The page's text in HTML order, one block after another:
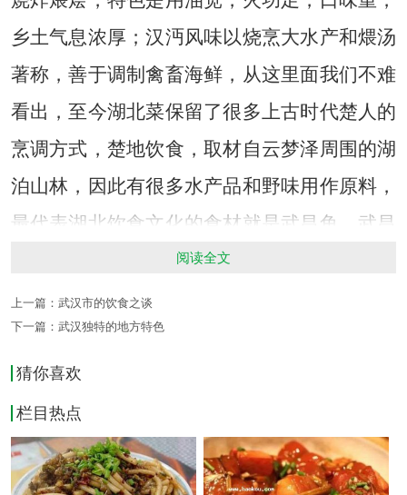
乡土气息浓厚；汉沔风味以烧烹大水产和煨汤
著称，善于调制禽畜海鲜，从这里面我们不难
看出，至今湖北菜保留了很多上古时代楚人的
烹调方式，楚地饮食，取材自云梦泽周围的湖
泊山林，因此有很多水产品和野味用作原料，
最代表湖北饮食文化的食材就是武昌鱼，武昌
鱼属鳊鱼的一种，又名团头鲂。
体形呈扁平状，重一市斤左右或二三市斤，肉
质嫩白，含丰富的蛋白质和脂肪。属名贵淡水
鱼菜。而这种鱼，若用湖北传统擅长的烹调方
式——蒸来烹调的话，则鲜美淡雅的风味尤其
突出，湖北自先秦以来，出产大量的竹木牙角
阅读全文
上一篇： 武汉市的饮食之谈
下一篇： 武汉独特的地方特色
猜你喜欢
栏目热点